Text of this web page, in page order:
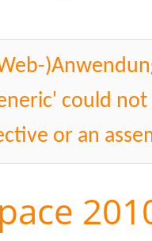
could
or an